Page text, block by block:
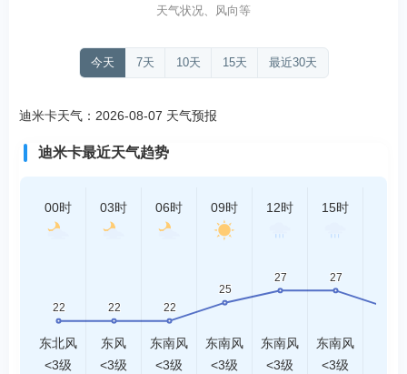
天气状况、风向等
今天 7天 10天 15天 最近30天
迪米卡天气：2026-08-07 天气预报
迪米卡最近天气趋势
00时
东北风
<3级
03时
东风
<3级
06时
东南风
<3级
09时
东南风
<3级
12时
东南风
<3级
15时
东南风
<3级